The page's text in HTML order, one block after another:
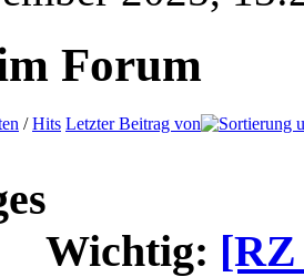
Forum
/Hits Letzter Beitrag von
Wichtig: